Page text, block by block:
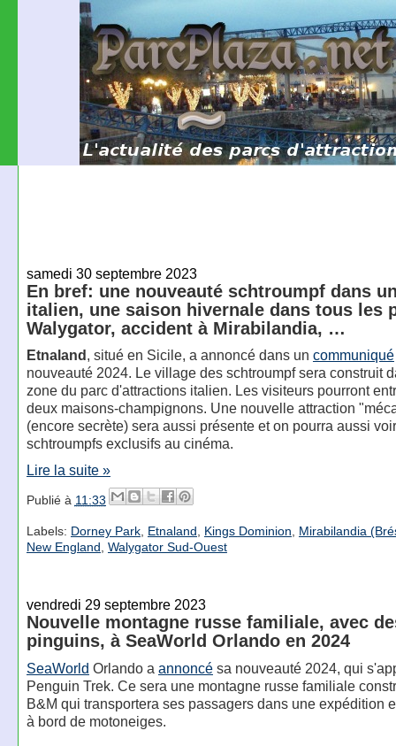
samedi 30 septembre 2023
En bref: une nouveauté schtroumpf dans
italien, une saison hivernale dans tous les
Walygator, accident à Mirabilandia, …
Etnaland, situé en Sicile, a annoncé dans un communiqué
nouveauté 2024. Le village des schtroumpf sera construit
zone du parc d'attractions italien. Les visiteurs pourront
deux maisons-champignons. Une nouvelle attraction
(encore secrète) sera aussi présente et on pourra aussi
schtroumpfs exclusifs au cinéma.
Lire la suite »
Publié à 11:33
Labels: Dorney Park, Etnaland Kings Dominion
Mirabilandia
New England Walygator Sud-Ouest
vendredi 29 septembre 2023
Nouvelle montagne russe familiale, avec
pinguins, à SeaWorld Orlando en 2024
SeaWorld Orlando a annoncésa nouveauté 2024, qui
Penguin Trek. Ce sera une montagne russe familiale
B&M qui transportera ses passagers dans une expédition
à bord de motoneiges.